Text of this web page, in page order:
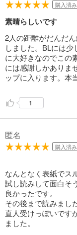
購入済み
素晴らしいです
2人の距離がだんだ
しました。BLには
に大好きなのでこの
には感謝しかありま
ップに入ります。本
1
匿名
購入済み
なんとなく表紙でス
試し読みして面白そ
良かったです。
その後まで読みまし
直人受けっぽいです
ました。